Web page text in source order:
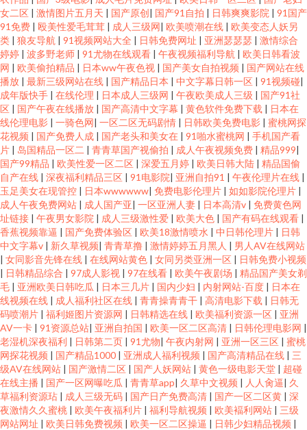
女二区 | 激情图片五月天 | 国产原创| 国产91自拍 | 日韩爽爽影院 | 91国产
91免费 | 殴美性爱毛茸茸 | 成人三级网| 欧美喷潮在线 | 欧美变态人妖另
类 | 狼友导航 | 91视频网站大全 | 日韩免费网址 | 亚洲瑟瑟瑟 | 激情综合
婷婷 | 波多野老师 | 91尤物在线观看 | 午夜视频福利导航 | 欧美日韩看波
网 | 欧美偷拍精品 | 日本ww午夜色视 | 国产美女自拍视频 | 国产网站在线
播放 | 最新三级网站在线 | 国产精品日本 | 中文字幕日韩一区 | 91视频碰|
成年版快手 | 在线伦理 | 日本成人三级网 | 午夜欧美成人三级 | 国产91社
区 | 国产午夜在线播放 | 国产高清中文字幕 | 黄色软件免费下载 | 日本在
线伦理电影 | 一骑色网| 一区二区无码剧情 | 日韩欧美免费电影 | 蜜桃网探
花视频 | 国产免费人成 | 国产老头和美女在 | 91啪水蜜桃网 | 手机国产看
片 | 岛国精品一区二 | 青青草国产视偷拍 | 成人午夜视频免费 | 精品999|
国产99精品 | 欧美性爱一区二区 | 深爱五月婷 | 欧美日韩大陆 | 精品国偷
自产在线 | 深夜福利精品三区 | 91电影院| 亚洲自拍91 | 午夜伦理片在线 |
玉足美女在现管控 | 日本wwwwww| 免费电影伦理片 | 如如影院伦理片 |
成人午夜免费网站 | 成人国产亚| 一区亚洲人妻 | 日本高清v | 免费黄色网
址链接 | 午夜男女影院 | 成人三级激性爱 | 欧美大色 | 国产有码在线观看 |
香蕉视频靠逼 | 国产免费体验区 | 欧美18激情喷水 | 中日韩伦理片 | 日韩
中文字幕v | 新久草视频| 青青草撸 | 激情婷婷五月黑人 | 男人AV在线网站
| 女同影音先锋在线 | 在线网站黄色 | 女同另类亚洲一区 | 日韩免费小视频
| 日韩精品综合 | 97成人影视 | 97在线看 | 欧美午夜剧场 | 精品国产美女剃
毛 | 亚洲欧美日韩吃瓜 | 日本三几片 | 国内少妇 | 内射网站-百度 | 日本在
线视频在线 | 成人福利社区在线 | 青青操青青干 | 高清电影下载 | 日韩无
码喷潮片 | 福利姬图片资源网 | 日韩精选在线 | 欧美福利资源一区 | 亚洲
AV一卡 | 91资源总站| 亚洲自拍国 | 欧美一区二区高清 | 日韩伦理电影网 |
老湿机深夜福利 | 日韩第二页 | 91尤物| 午夜内射网 | 亚洲一区三区 | 蜜桃
网探花视频 | 国产精品1000 | 亚洲成人福利视频 | 国产高清精品在线 | 三
级AV在线网站 | 国产激情二区 | 国产人妖网站 | 黄色一级电影天堂 | 超碰
在线主播 | 国产一区网曝吃瓜 | 青青草app| 久草中文视频 | 人人肏逼| 久
草福利资源玷 | 成人三级无码 | 国产日产免费高清 | 国产一区二区黄 | 深
夜激情久久蜜桃 | 欧美午夜福利片 | 福利导航视频 | 欧美褔利网站 | 三级
网站网址 | 欧美日韩免费视频 | 欧美一区二区操逼 | 日韩少妇精品视频 |